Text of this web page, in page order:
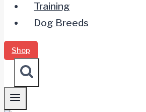
Training
Dog Breeds
Shop